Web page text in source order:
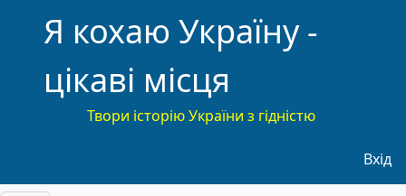
Я кохаю Україну -
цікаві місця
Твори історію України з гідністю
Вхід